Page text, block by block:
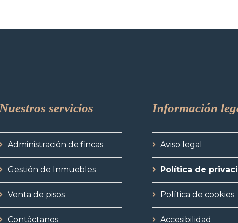
Nuestros servicios
Administración de fincas
Gestión de Inmuebles
Venta de pisos
Contáctanos
Información
Aviso legal
Política de
Política de cookies
Accesibilidad